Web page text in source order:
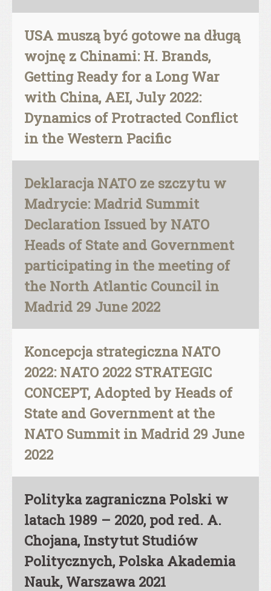
USA muszą być gotowe na długą
wojnę z Chinami: H. Brands,
Getting Ready for a Long War
with China, AEI, July 2022:
Dynamics of Protracted Conflict
in the Western Pacific
Deklaracja NATO ze szczytu w
Madrycie: Madrid Summit
Declaration Issued by NATO
Heads of State and Government
participating in the meeting of
the North Atlantic Council in
Madrid 29 June 2022
Koncepcja strategiczna NATO
2022: NATO 2022 STRATEGIC
CONCEPT, Adopted by Heads of
State and Government at the
NATO Summit in Madrid 29 June
2022
Polityka zagraniczna Polski w
latach 1989 – 2020, pod red. A.
Chojana, Instytut Studiów
Politycznych, Polska Akademia
Nauk, Warszawa 2021